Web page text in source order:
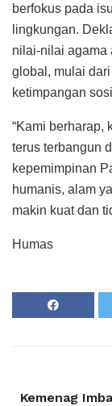
berfokus pada
lingkungan.
nilai-nilai agama
global, mulai
ketimpangan
“Kami berharap,
terus terbangun
kepemimpinan
humanis, alam
makin kuat dan
Humas
Kemenag